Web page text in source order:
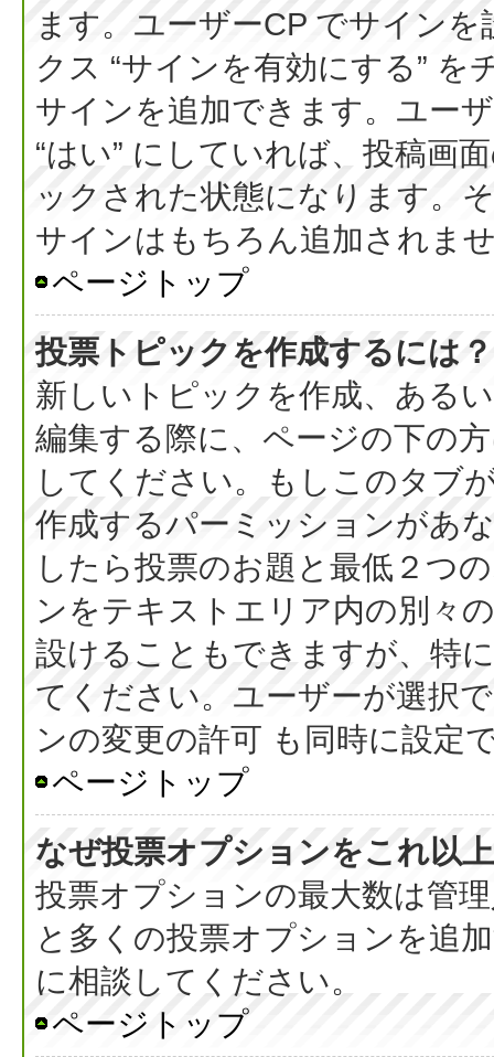
ます。ユーザーCP でサイン
クス “サインを有効にする”
サインを追加できます。ユー
“はい” にしていれば、投稿画
ックされた状態になります。
サインはもちろん追加されま
ページトップ
投票トピックを作成するには？
新しいトピックを作成、ある
編集する際に、ページの下の
してください。もしこのタブ
作成するパーミッションがあ
したら投票のお題と最低２つ
ンをテキストエリア内の別々
設けることもできますが、特
てください。ユーザーが選択
ンの変更の許可 も同時に設定
ページトップ
なぜ投票オプションをこれ以
投票オプションの最大数は管
と多くの投票オプションを追
に相談してください。
ページトップ